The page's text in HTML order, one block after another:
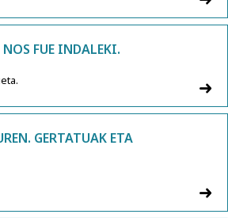
FUE INDALEKI.
GERTATUAK ETA